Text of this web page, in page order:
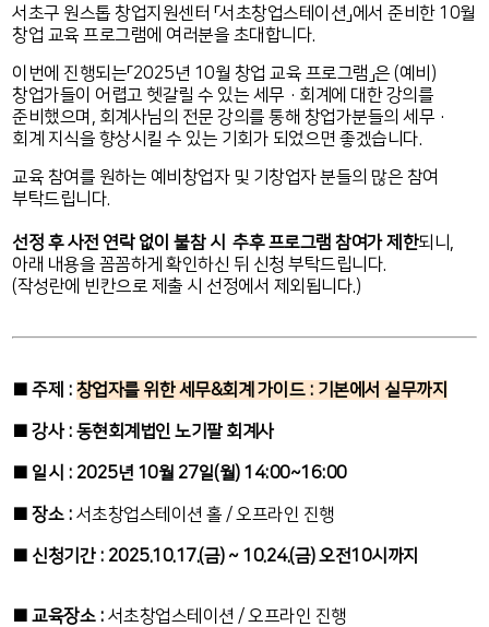
서초구 원스톱 창업지원센터 「서초창업스테이션」에서 준비한 10월
창업 교육 프로그램에 여러분을 초대합니다.
이번에 진행되는「2025년 10월 창업 교육 프로그램」은 (예비)
창업가들이 어렵고 헷갈릴 수 있는 세무·회계에 대한 강의를
준비했으며, 회계사님의 전문 강의를 통해 창업가분들의 세무·
회계 지식을 향상시킬 수 있는 기회가 되었으면 좋겠습니다.
교육 참여를 원하는 예비창업자 및 기창업자 분들의 많은 참여
부탁드립니다.
선정 후 사전 연락 없이 불참 시 추후 프로그램 참여가 제한되니,
아래 내용을 꼼꼼하게 확인하신 뒤 신청 부탁드립니다.
(작성란에 빈칸으로 제출 시 선정에서 제외됩니다.)
■ 주제 : 창업자를 위한 세무&회계 가이드 : 기본에서 실무까지
■ 강사 : 동현회계법인 노기팔 회계사
■ 일시 : 2025년 10월 27일(월) 14:00~16:00
■ 장소 : 서초창업스테이션 홀 / 오프라인 진행
■ 신청기간 : 2025.10.17.(금) ~ 10.24.(금) 오전10시까지
■ 교육장소 : 서초창업스테이션 / 오프라인 진행